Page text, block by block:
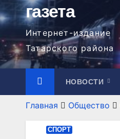
газета
Интернет-издание
Татарского района
НОВОСТИ
Главная Общество
СПОРТ